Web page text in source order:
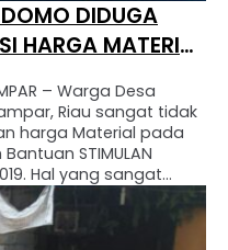
DIDUGA
HARGA MATERIAL
– Warga Desa
Riau sangat tidak
harga Material pada
STIMULAN
Hal yang sangat
sangat kita
bagus dari
…